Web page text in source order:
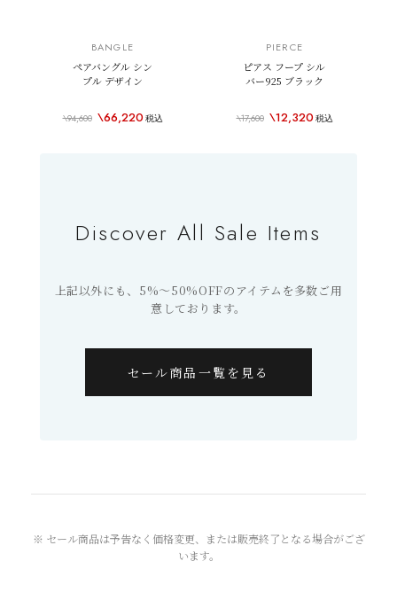
BANGLE
ペアバングル シン
プル デザイン
\94,600 \66,220税込
PIERCE
ピアス フープ シル
バー925 ブラック
\17,600 \12,320税込
Discover All Sale Items
上記以外にも、5%〜50%OFFのアイテムを多数ご用
意しております。
セール商品一覧を見る
※ セール商品は予告なく価格変更、または販売終了となる場合がござ
います。